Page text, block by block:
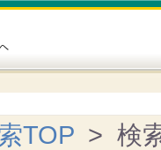
TOP > 検